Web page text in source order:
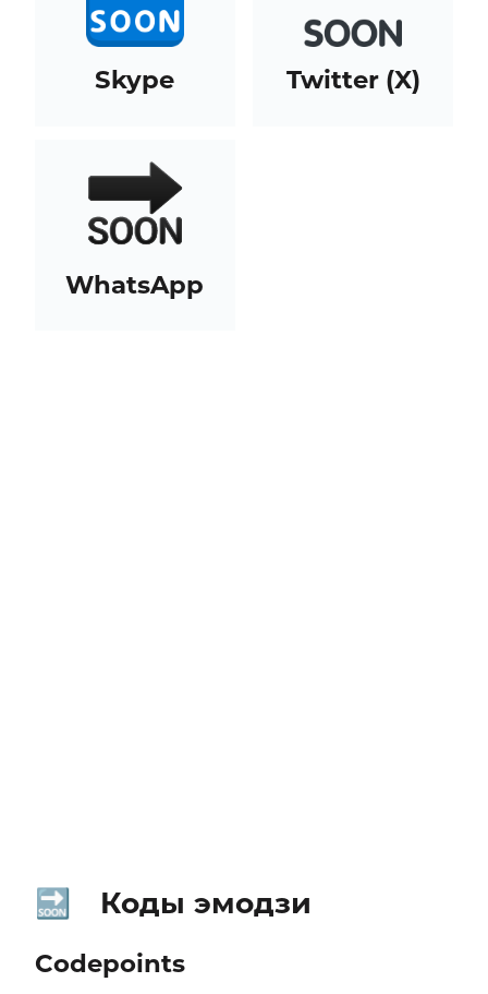
Skype Twitter (X)
WhatsApp
🔜 Коды эмодзи
Codepoints